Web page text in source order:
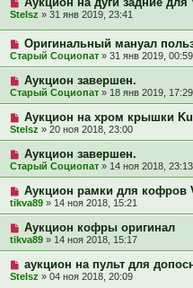
Stelsz » 31 янв 2019, 23:41
Оригинальный мануал
Старый Социопат » 31 янв 2019, 00:59
Аукцион завершен.
Старый Социопат » 18 янв 2019, 17:29
Аукцион на хром крышки
Stelsz » 20 ноя 2018, 23:00
Аукцион завершен.
Старый Социопат » 14 ноя 2018, 23:13
Аукцион рамки для кофров
tikva89 » 14 ноя 2018, 15:21
Аукцион кофры оригинал
tikva89 » 14 ноя 2018, 15:17
аукцион на пульт для
Stelsz » 04 ноя 2018, 20:09